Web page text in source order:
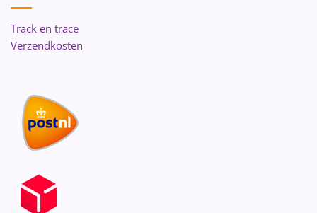
Track en trace
Verzendkosten